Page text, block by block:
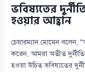
ভবিষ্যতের
হওয়ার আহ্বান
চেয়ারম্যান মোমেন বলেন,
করেন, আমরা অতীত
হওয়া উচিত ভবিষ্যতের